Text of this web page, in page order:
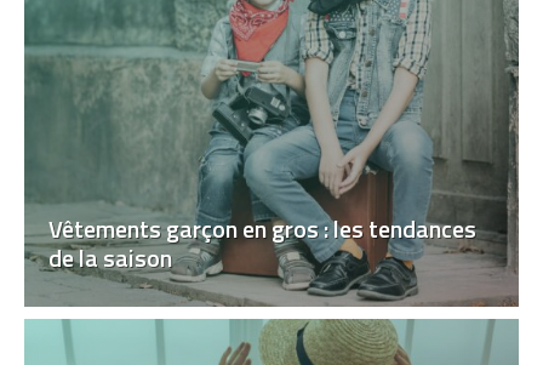
Vêtements garçon en gros : les tendances
de la saison